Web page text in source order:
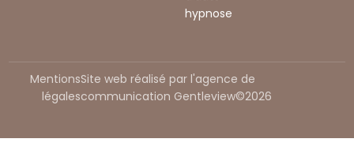
hypnose
Site web réalisé par l'agence de
communication Gentleview©2026
Mentions
légales